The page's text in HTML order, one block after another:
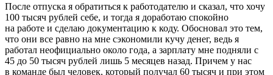
После отпуска я обратиться к работодателю и сказал, что хочу
100 тысяч рублей себе, и тогда я доработаю спокойно
на работе и сделаю документацию к коду. Обосновал это тем,
что они все равно на мне сэкономили кучу денег, ведь я
работал неофициально около года, а зарплату мне подняли с
45 до 50 тысяч рублей лишь 5 месяцев назад. Причем у нас
в команде был человек, который получал 60 тысяч и при этом